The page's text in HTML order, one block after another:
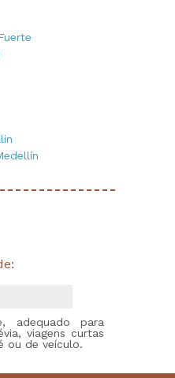
adequado para
viagens curtas
ou de veículo.